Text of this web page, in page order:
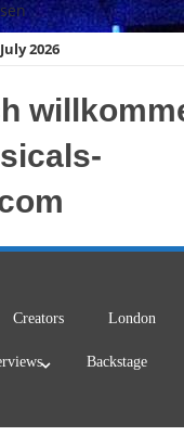
2026
Creators London
Backstage